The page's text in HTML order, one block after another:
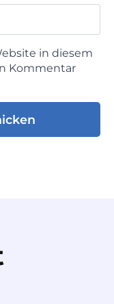
in diesem
Kommentar